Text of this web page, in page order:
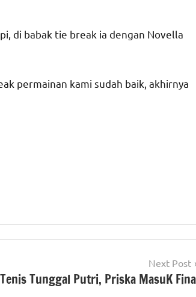
di babak tie break ia dengan Novella
permainan kami sudah baik, akhirnya
Next Post
Tenis Tunggal Putri, Priska MasuK